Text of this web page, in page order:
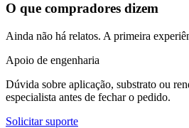
O que compradores dizem
Ainda não há relatos. A primeira
Apoio de engenharia
Dúvida sobre aplicação, substrato ou
especialista antes de fechar o pedido.
Solicitar suporte